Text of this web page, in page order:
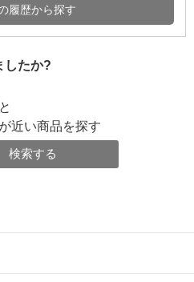
履歴から探す
したか?
近い商品を探す
検索する